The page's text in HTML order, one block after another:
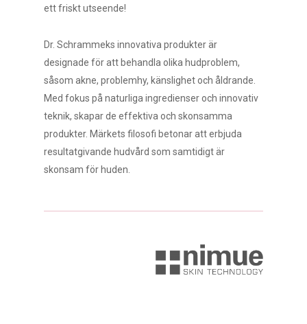
ett friskt utseende!
Dr. Schrammeks innovativa produkter är
designade för att behandla olika hudproblem,
såsom akne, problemhy, känslighet och åldrande.
Med fokus på naturliga ingredienser och innovativ
teknik, skapar de effektiva och skonsamma
produkter. Märkets filosofi betonar att erbjuda
resultatgivande hudvård som samtidigt är
skonsam för huden.